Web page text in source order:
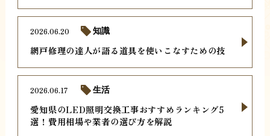
網戸修理の達人が語る道具を使いこなすための技
2026.06.20 知識
愛知県のLED照明交換工事おすすめランキング5
選！費用相場や業者の選び方を解説
2026.06.17 生活